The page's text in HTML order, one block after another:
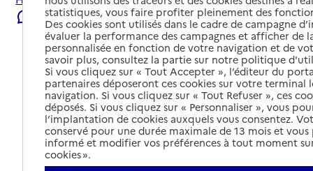
Signaler une erreur
statistiques, vous faire profiter pleinement des
Des cookies sont utilisés dans le cadre de campagne
évaluer la performance des campagnes et afficher de
personnalisée en fonction de votre navigation et de
savoir plus, consultez la partie sur notre politique
Si vous cliquez sur « Tout Accepter », l’éditeur du
partenaires déposeront ces cookies sur votre terminal
navigation. Si vous cliquez sur « Tout Refuser », ces
déposés. Si vous cliquez sur « Personnaliser », vous
l’implantation de cookies auxquels vous consentez.
conservé pour une durée maximale de 13 mois et
informé et modifier vos préférences à tout moment
cookies ».